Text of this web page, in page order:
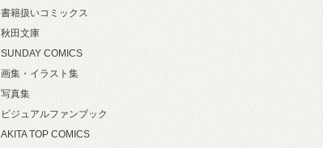
書籍扱いコミックス
秋田文庫
SUNDAY COMICS
画集・イラスト集
写真集
ビジュアルファンブック
AKITA TOP COMICS